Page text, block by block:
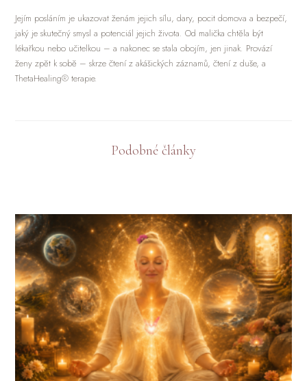
Jejím posláním je ukazovat ženám jejich sílu, dary, pocit domova a bezpečí,
jaký je skutečný smysl a potenciál jejich života. Od malička chtěla být
lékařkou nebo učitelkou – a nakonec se stala obojím, jen jinak. Provází
ženy zpět k sobě – skrze čtení z akášických záznamů, čtení z duše, a
ThetaHealing® terapie.
Podobné články